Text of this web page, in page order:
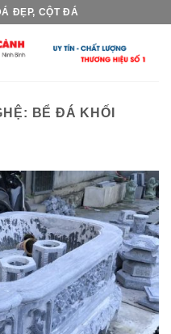
ĐẸP, CỘT ĐÁ
BỂ ĐÁ KHỐI